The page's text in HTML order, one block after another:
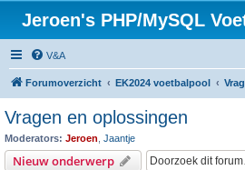
Jeroen's PHP/MySQL
V&A
Forumoverzicht EK2024 voetbalpool
Vragen en oplossingen
Moderators: Jeroen Jaantje
Nieuw onderwerp